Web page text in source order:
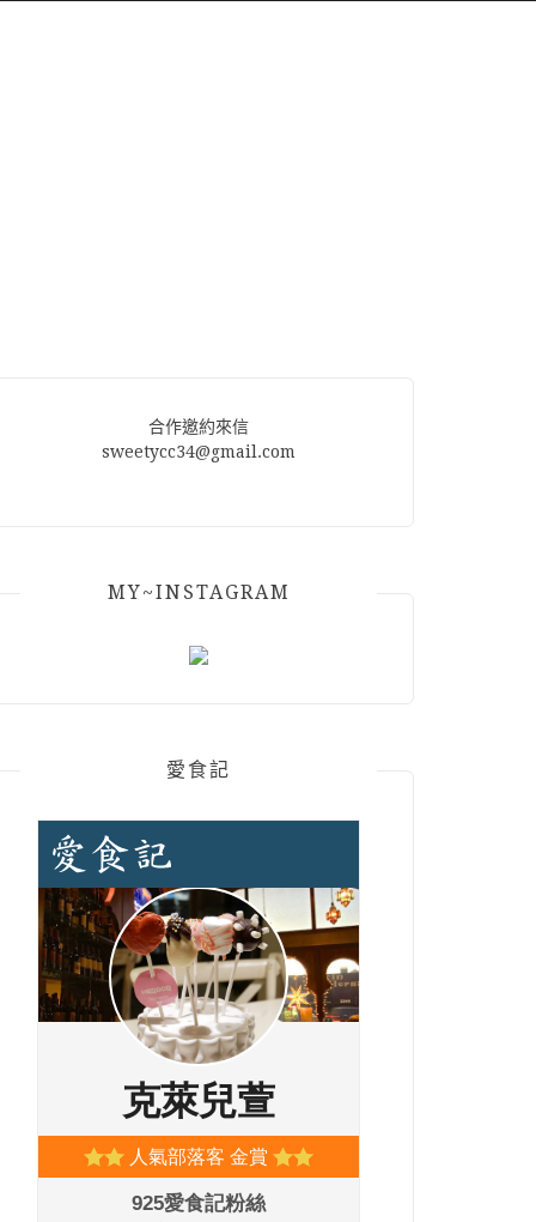
合作邀約來信
sweetycc34@gmail.com
MY~INSTAGRAM
愛食記